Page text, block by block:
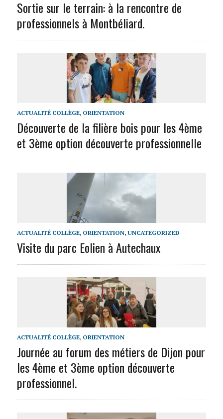
Sortie sur le terrain: à la rencontre de
professionnels à Montbéliard.
ACTUALITÉ COLLÈGE, ORIENTATION
Découverte de la filière bois pour les 4ème
et 3ème option découverte professionnelle
ACTUALITÉ COLLÈGE, ORIENTATION, UNCATEGORIZED
Visite du parc Eolien à Autechaux
ACTUALITÉ COLLÈGE, ORIENTATION
Journée au forum des métiers de Dijon pour
les 4ème et 3ème option découverte
professionnel.